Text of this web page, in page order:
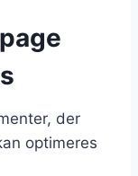
der
optimeres